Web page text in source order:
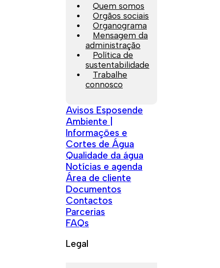
Quem somos
Orgãos sociais
Organograma
Mensagem da
administração
Política de
sustentabilidade
Trabalhe
connosco
Avisos Esposende
Ambiente |
Informações e
Cortes de Água
Qualidade da água
Notícias e agenda
Área de cliente
Documentos
Contactos
Parcerias
FAQs
Legal